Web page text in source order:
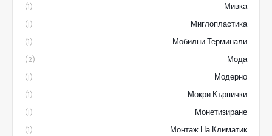
Мивка
(1)
Миглопластика
(1)
Мобилни Терминали
(1)
Мода
(2)
Модерно
(1)
Мокри Кърпички
(1)
Монетизиране
(1)
Монтаж На Климатик
(1)